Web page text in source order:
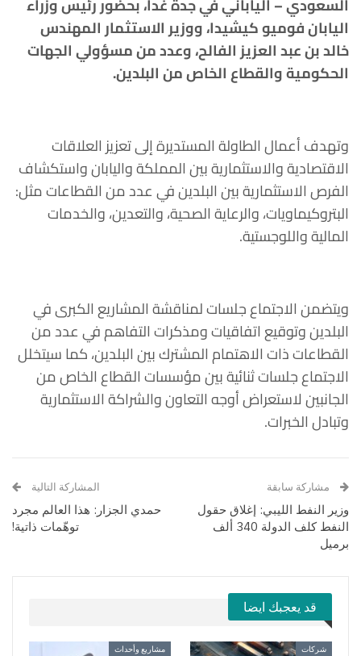
اليابان فوميو كيشيدا، ووزير الاستثمار المهندس
خالد بن عبد العزيز الفالح، وعدد من مسؤولي الجهات
الحكومية والقطاع الخاص من البلدين.
وتهدف أعمال الطاولة المستديرة إلى تعزيز العلاقات
الاقتصادية والاستثمارية بين المملكة واليابان واستكشاف
الفرص الاستثمارية بين البلدين في عدد من القطاعات مثل:
البتروكيماويات، والرعاية الصحية، والتعدين، والخدمات
المالية واللوجستية.
ويتضمن الاجتماع جلسات لمناقشة المشاريع الكبرى في
البلدين وتوقيع اتفاقيات ومذكرات التفاهم في عدد من
القطاعات ذات الاهتمام المشترك بين البلدين، كما سيتخلل
الاجتماع جلسات ثنائية بين مؤسسات القطاع الخاص من
الجانبين لاستعراض أوجه التعاون والشراكة الاستثمارية
وتبادل الخبرات.
مشاركة سابقة
وزير النفط الليبي: إغلاق حقول
النفط كلف الدولة 340 ألف
برميل
المشاركة التالية
حمدي الجزار: هذا العالم مجرد
توهّمات ذاتية!
قد يعجبك ايضا
شركات مشاريع وأحداث